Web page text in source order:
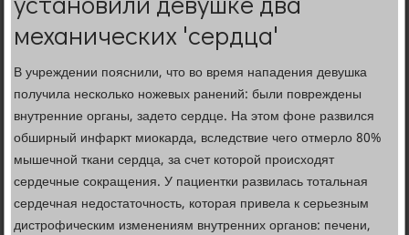
механических 'сердца'
В учреждении пояснили, что во время нападения девушка
получила несколько ножевых ранений: были повреждены
внутренние органы, задето сердце. На этом фоне развился
обширный инфаркт миокарда, вследствие чего отмерло 80%
мышечной ткани сердца, за счет которой происходят
сердечные сокращения. У пациентки развилась тотальная
сердечная недостаточность, которая привела к серьезным
дистрофическим изменениям внутренних органов: печени,